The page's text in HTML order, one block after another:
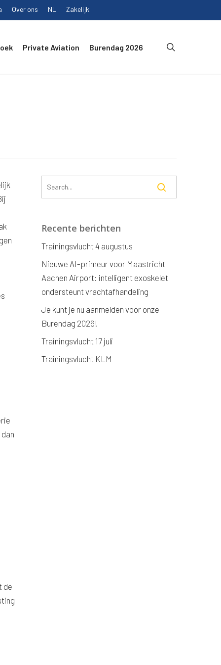
Over ons NL Zakelijk
Private Aviation Burendag 2026
de
Recente berichten
Trainingsvlucht 4 augustus
Nieuwe AI-primeur voor Maastricht
Aachen Airport: intelligent exoskelet
ondersteunt vrachtafhandeling
Je kunt je nu aanmelden voor onze
Burendag 2026!
Trainingsvlucht 17 juli
Trainingsvlucht KLM